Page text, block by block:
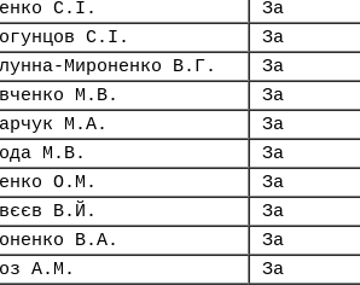
С.І.
За
С.І.
За
Мироненко В.Г.
За
М.В.
За
М.А.
За
М.В.
За
О.М.
За
В.Й.
За
В.А.
За
А.М.
За